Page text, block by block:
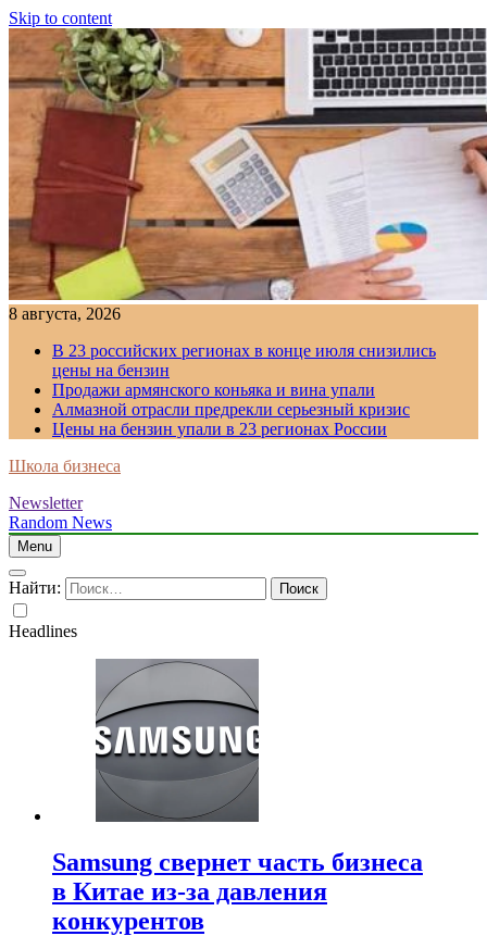
Skip to content
8 августа, 2026
В 23 российских регионах в конце июля снизились
цены на бензин
Продажи армянского коньяка и вина упали
Алмазной отрасли предрекли серьезный кризис
Цены на бензин упали в 23 регионах России
Школа бизнеса
Newsletter
Random News
Menu
Найти:
Headlines
Samsung свернет часть бизнеса
в Китае из-за давления
конкурентов